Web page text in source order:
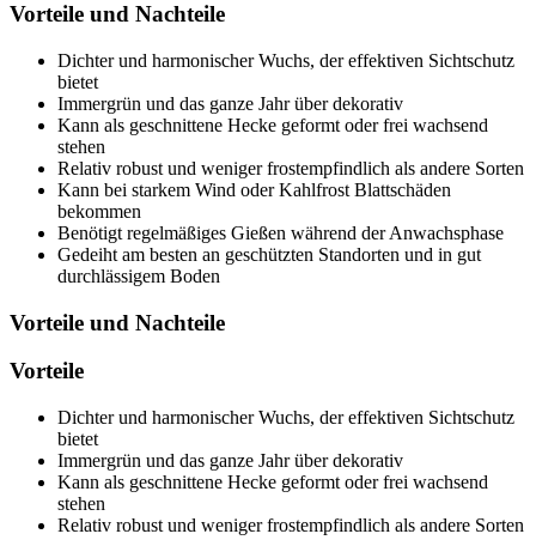
Vorteile und Nachteile
Dichter und harmonischer Wuchs, der effektiven Sichtschutz
bietet
Immergrün und das ganze Jahr über dekorativ
Kann als geschnittene Hecke geformt oder frei wachsend
stehen
Relativ robust und weniger frostempfindlich als andere Sorten
Kann bei starkem Wind oder Kahlfrost Blattschäden
bekommen
Benötigt regelmäßiges Gießen während der Anwachsphase
Gedeiht am besten an geschützten Standorten und in gut
durchlässigem Boden
Vorteile und Nachteile
Vorteile
Dichter und harmonischer Wuchs, der effektiven Sichtschutz
bietet
Immergrün und das ganze Jahr über dekorativ
Kann als geschnittene Hecke geformt oder frei wachsend
stehen
Relativ robust und weniger frostempfindlich als andere Sorten